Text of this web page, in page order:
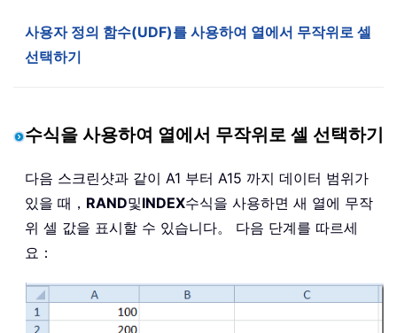
사용자 정의 함수(UDF)를 사용하여 열에서 무작위로 셀
선택하기
수식을 사용하여 열에서 무작위로 셀 선택하기
다음 스크린샷과 같이 A1 부터 A15 까지 데이터 범위가
있을 때， RAND및INDEX수식을 사용하면 새 열에 무작
위 셀 값을 표시할 수 있습니다。 다음 단계를 따르세
요：